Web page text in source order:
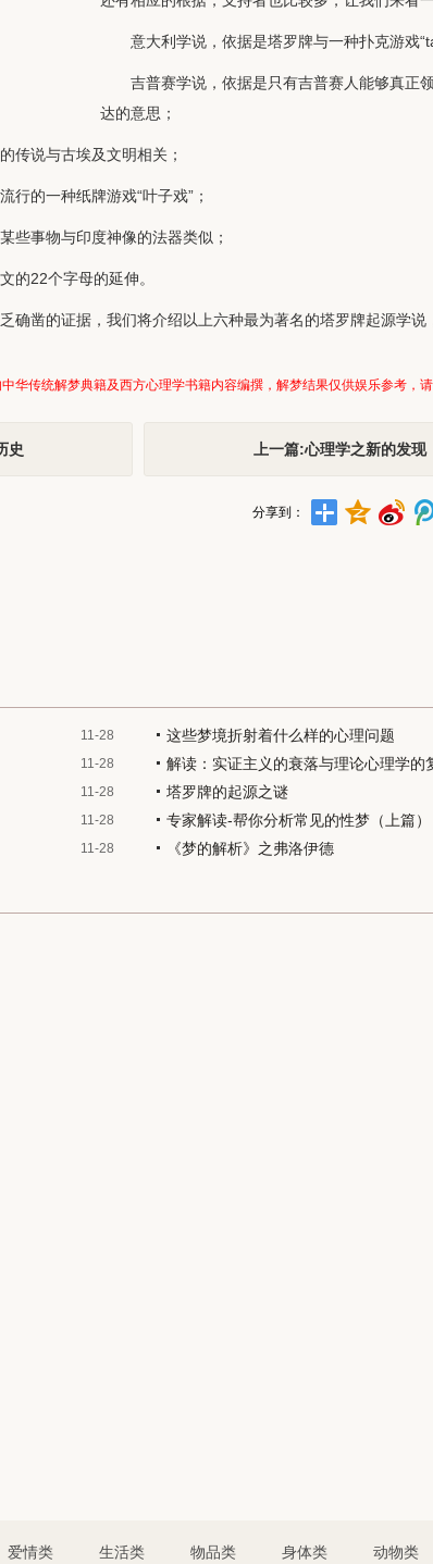
意大利学说，依据是塔罗牌与一种扑克游戏
吉普赛学说，依据是只有吉普赛人能够真正
达的意思；
传说与古埃及文明相关；
行的一种纸牌游戏“叶子戏”；
些事物与印度神像的法器类似；
的22个字母的延伸。
确凿的证据，我们将介绍以上六种最为著名的塔罗牌起源学说
华传统解梦典籍及西方心理学书籍内容编撰，解梦结果仅供娱乐参考，请
史 上一篇:心理学之新的发现
分享到：
11-28 这些梦境折射着什么样的心理问题
11-28 解读：实证主义的衰落与理论心理学的
11-28 塔罗牌的起源之谜
11-28 专家解读-帮你分析常见的性梦（上篇）
11-28 《梦的解析》之弗洛伊德
爱情类 生活类 物品类 身体类 动物类